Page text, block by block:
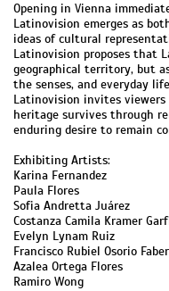
Opening in Vienna
Latinovision emerges as
ideas of cultural
Latinovision proposes that
geographical territory, but
the senses, and everyday
Latinovision invites viewers
heritage survives through
enduring desire to remain
Exhibiting Artists:
Karina Fernandez
Paula Flores
Sofia Andretta Juárez
Costanza Camila Kramer
Evelyn Lynam Ruiz
Francisco Rubiel Osorio Faber
Azalea Ortega Flores
Ramiro Wong